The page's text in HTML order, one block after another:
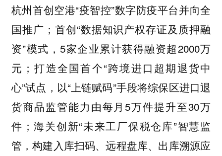
杭州首创空港“疫智控”数字防疫平台并向全
国推广；首创“数据知识产权存证及质押融
资”模式，5家企业累计获得融资超2000万
元；打造全国首个“跨境进口超期退货中
心”试点，以“上链赋码”手段将综保区进口退
货商品监管能力由每月5万件提升至30万
件；海关创新“未来工厂保税仓库”智慧监
管，构建入库扫码、远程盘库、出库溯源应